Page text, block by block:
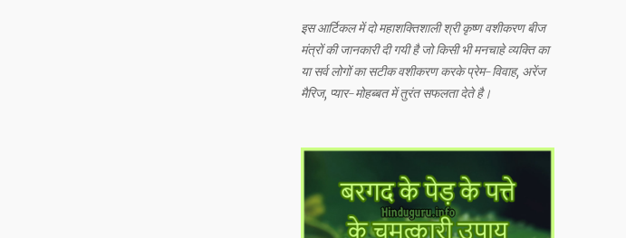
इस आर्टिकल में दो महाशक्तिशाली श्री कृष्ण वशीकरण बीज
मंत्रों की जानकारी दी गयी है जो किसी भी मनचाहे व्यक्ति का
या सर्व लोगों का सटीक वशीकरण करके प्रेम-विवाह, अरेंज
मैरिज, प्यार-मोहब्बत में तुरंत सफलता देते है।